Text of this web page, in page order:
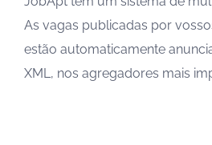
As vagas publicadas por
estão automaticamente
XML, nos agregadores mais